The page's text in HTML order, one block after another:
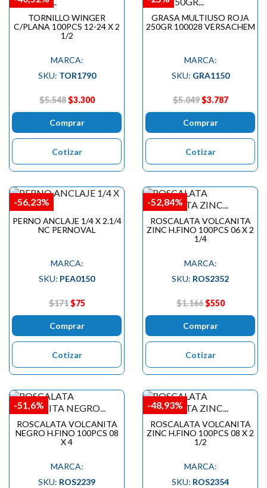
TORNILLO WINGER
C/PLANA 100PCS 12-24 X 2
1/2
MARCA:
SKU: TOR1790
$5.548 $3.300
Comprar
Cotizar
GRASA MULTIUSO ROJA
250GR 100028 VERSACHEM
MARCA:
SKU: GRA1150
$5.049 $3.787
Comprar
Cotizar
PERNO ANCLAJE 1/4 X 2.1/4
NC PERNOVAL
MARCA:
SKU: PEA0150
$171 $75
Comprar
Cotizar
-56,23%
ROSCALATA VOLCANITA
ZINC H.FINO 100PCS 06 X 2
1/4
MARCA:
SKU: ROS2352
$1.166 $550
Comprar
Cotizar
-52,84%
ROSCALATA VOLCANITA
NEGRO H.FINO 100PCS 08
X 4
MARCA:
SKU: ROS2239
-51,6%
ROSCALATA VOLCANITA
ZINC H.FINO 100PCS 08 X 2
1/2
MARCA:
SKU: ROS2354
-48,93%